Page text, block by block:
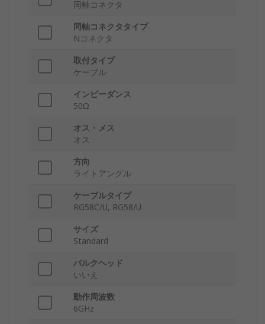
同軸コネクタ
同軸コネクタタイプ
Nコネクタ
取付タイプ
ケーブル
インピーダンス
50Ω
オス・メス
オス
方向
ライトアングル
ケーブルタイプ
RG58C/U, RG58/U
サイズ
Standard
バルクヘッド
いいえ
動作周波数
6GHz